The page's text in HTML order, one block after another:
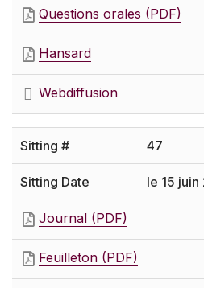
Questions orales (PDF)
Hansard
Webdiffusion
47
le 15
Journal (PDF)
Feuilleton (PDF)